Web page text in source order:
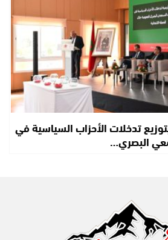
تدخلات الأحزاب السياسية في
البصري…